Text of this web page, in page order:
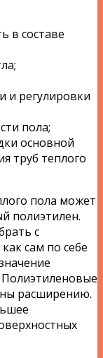
в составе
и регулировки
пола;
основной
труб теплого
пола может
полиэтилен.
с
сам по себе
расширению.